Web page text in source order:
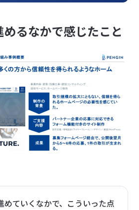
るなかで感じたこと
めていくなかで、こういった点